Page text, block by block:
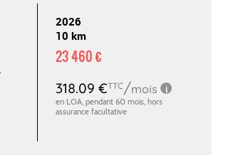
2026
10 km
23 460 €